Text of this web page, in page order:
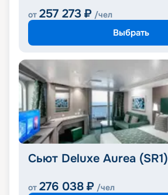
от 257 273 ₽ /чел
Выбрать
Сьют Deluxe Aurea (SR1)
от 276 038 ₽ /чел